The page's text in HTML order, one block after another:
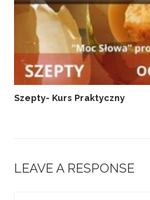
Szepty- Kurs Praktyczny
LEAVE A RESPONSE